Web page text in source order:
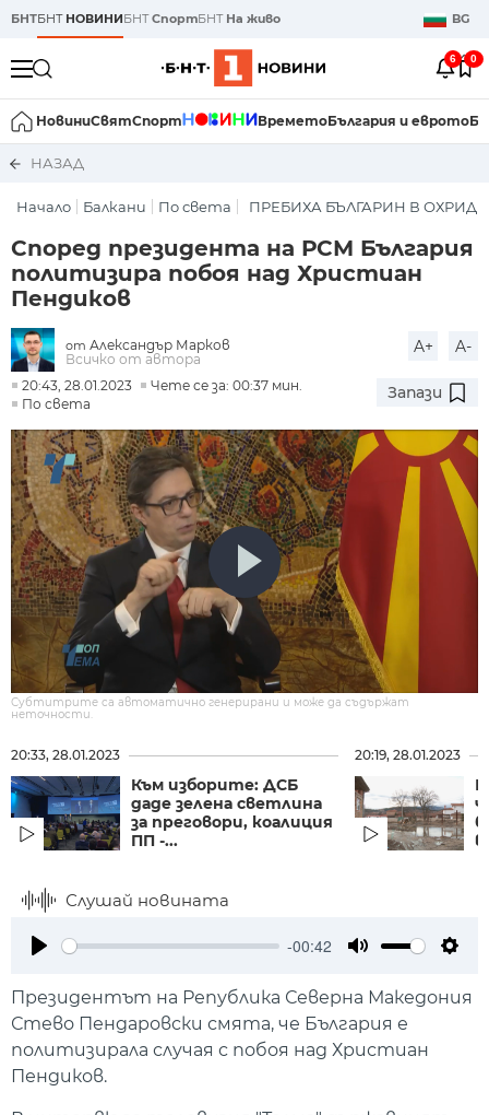
БНТБНТ НОВИНИБНТСпортБНТ На живо BG
6 0
НовиниСвятСпорт ВреметоБългария и еврото
НАЗАД
Начало Балкани По света ПРЕБИХА БЪЛГАРИН В ОХРИД
Според президента на РСМ България
политизира побоя над Христиан
Пендиков
от Александър Марков
Всичко от автора
A+ A-
20:43, 28.01.2023
Чете се за: 00:37 мин.
По света
Запази
Субтитрите са автоматично генерирани и може да съдържат
неточности.
20:33, 28.01.2023
Към изборите: ДСБ
даде зелена светлина
за преговори, коалиция
ПП -...
20:19, 28.01.2023
в
Слушай новината
-00:42
Президентът на Република Северна Македония
Стево Пендаровски смята, че България е
политизирала случая с побоя над Христиан
Пендиков.